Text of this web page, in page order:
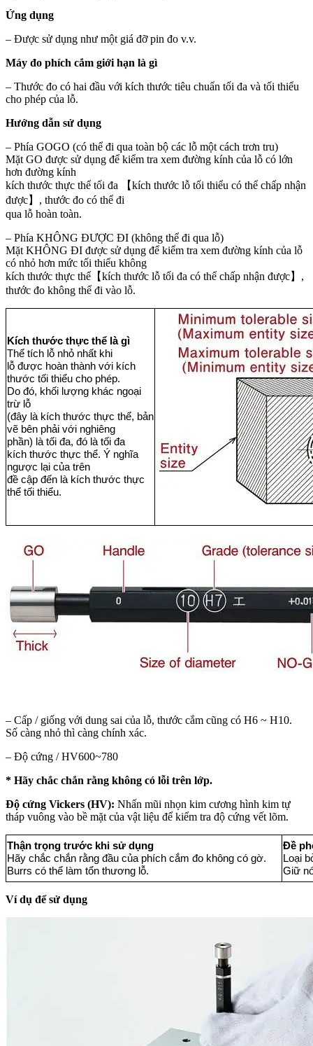
Ứng dụng
– Được sử dụng như một giá đỡ pin đo v.v.
Máy đo phích cắm giới hạn là gì
– Thước đo có hai đầu với kích thước tiêu chuẩn tối đa và tối thiểu
cho phép của lỗ.
Hướng dẫn sử dụng
– Phía GOGO (có thể đi qua toàn bộ các lỗ một cách trơn tru)
Mặt GO được sử dụng để kiểm tra xem đường kính của lỗ có lớn
hơn đường kính
kích thước thực thể tối đa 【kích thước lỗ tối thiểu có thể chấp nhận
được】, thước đo có thể đi
qua lỗ hoàn toàn.
– Phía KHÔNG ĐƯỢC ĐI (không thể đi qua lỗ)
Mặt KHÔNG ĐI được sử dụng để kiểm tra xem đường kính của lỗ
có nhỏ hơn mức tối thiểu không
kích thước thực thể【kích thước lỗ tối đa có thể chấp nhận được】,
thước đo không thể đi vào lỗ.
Kích thước thực thể là gì
Thể tích lỗ nhỏ nhất khi
lỗ được hoàn thành với kích
thước tối thiểu cho phép.
Do đó, khối lượng khác ngoại
trừ lỗ
(đây là kích thước thực thể, bản
vẽ bên phải với nghiêng
phần) là tối đa, đó là tối đa
kích thước thực thể. Ý nghĩa
ngược lại của trên
đề cập đến là kích thước thực
thể tối thiểu.
– Cấp / giống với dung sai của lỗ, thước cắm cũng có H6 ~ H10.
Số càng nhỏ thì càng chính xác.
– Độ cứng / HV600~780
* Hãy chắc chắn rằng không có lỗi trên lớp.
Độ cứng Vickers (HV): Nhấn mũi nhọn kim cương hình kim tự
tháp vuông vào bề mặt của vật liệu để kiểm tra độ cứng vết lõm.
Thận trọng trước khi sử dụng
Hãy chắc chắn rằng đầu của phích cắm đo không có gờ.
Burrs có thể làm tổn thương lỗ.
Đề
Loại
Giữ
Ví dụ để sử dụng